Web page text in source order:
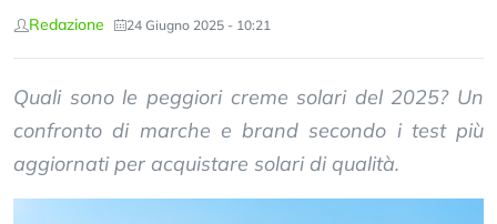
Redazione 24 Giugno 2025 - 10:21
Quali sono le peggiori creme solari del 2025? Un
confronto di marche e brand secondo i test più
aggiornati per acquistare solari di qualità.